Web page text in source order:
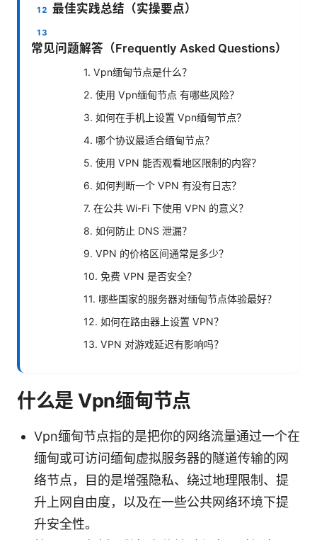
最佳实践总结（实操要点）
常见问题解答（Frequently Asked Questions）
1. Vpn缅甸节点是什么？
2. 使用 Vpn缅甸节点 有哪些风险？
3. 如何在手机上设置 Vpn缅甸节点？
4. 哪个协议最适合缅甸节点？
5. 使用 VPN 能否观看地区限制的内容？
6. 如何判断一个 VPN 有没有日志？
7. 在公共 Wi-Fi 下使用 VPN 的意义？
8. 如何防止 DNS 泄漏？
9. VPN 的价格区间通常是多少？
10. 免费 VPN 是否安全？
11. 哪些国家的服务器对缅甸节点体验最好？
12. 如何在路由器上设置 VPN？
13. VPN 对游戏延迟有影响吗？
什么是 Vpn缅甸节点
Vpn缅甸节点指的是把你的网络流量通过一个在
缅甸或可访问缅甸虚拟服务器的隧道传输的网
络节点，目的是增强隐私、绕过地理限制、提
升上网自由度，以及在一些公共网络环境下提
升安全性。